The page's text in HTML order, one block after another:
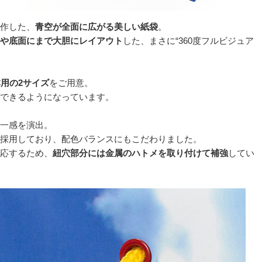
した、 青空が全面に広がる美しい紙袋。
底面にまで大胆にレイアウト した、まさに“360度フルビジュア
の2サイズをご用意。
きるようになっています。
感を演出。
用しており、配色バランスにもこだわりました。
するため、 紐穴部分には金属のハトメを取り付けて補強してい